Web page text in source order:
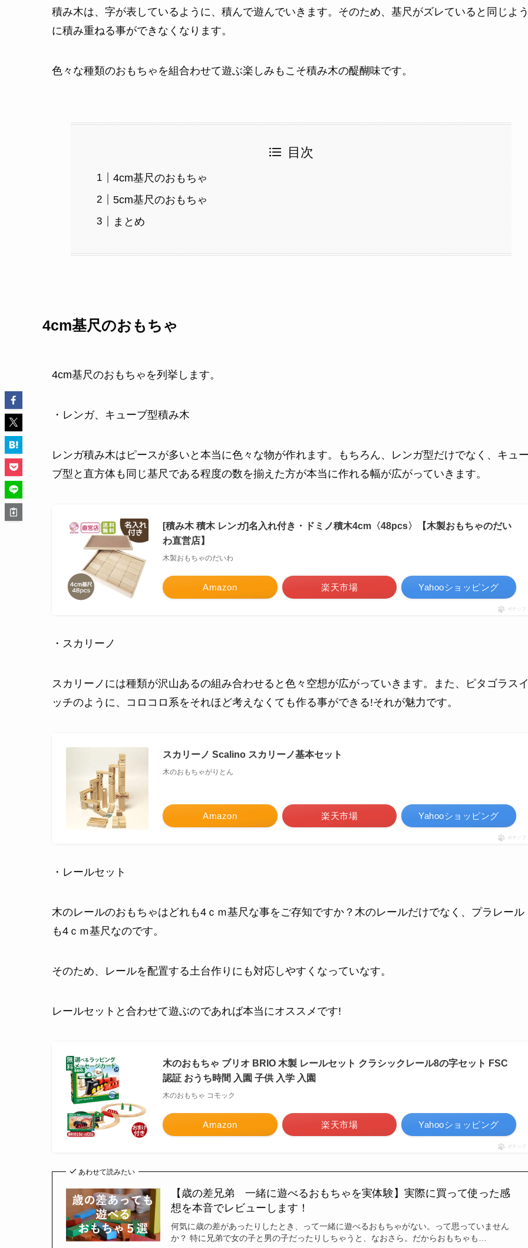
積み木は、字が表しているように、積んで遊んでいきます。そのため、基尺がズレていると同じよ
に積み重ねる事ができなくなります。
色々な種類のおもちゃを組合わせて遊ぶ楽しみもこそ積み木の醍醐味です。
目次
4cm基尺のおもちゃ
5cm基尺のおもちゃ
まとめ
4cm基尺のおもちゃ
4cm基尺のおもちゃを列挙します。
・レンガ、キューブ型積み木
レンガ積み木はピースが多いと本当に色々な物が作れます。もちろん、レンガ型だけでなく、キュ
ブ型と直方体も同じ基尺である程度の数を揃えた方が本当に作れる幅が広がっていきます。
[積み木 積木 レンガ]名入れ付き・ドミノ積木4cm〈48pcs〉【木製おもちゃのだい
わ直営店】
木製おもちゃのだいわ
Amazon 楽天市場 Yahooショッピング
ポチップ
・スカリーノ
スカリーノには種類が沢山あるの組み合わせると色々空想が広がっていきます。また、ピタゴラス
ッチのように、コロコロ系をそれほど考えなくても作る事ができる!それが魅力です。
スカリーノ Scalino スカリーノ基本セット
木のおもちゃがりとん
Amazon 楽天市場 Yahooショッピング
ポチップ
・レールセット
木のレールのおもちゃはどれも4ｃｍ基尺な事をご存知ですか？木のレールだけでなく、プラレール
も4ｃｍ基尺なのです。
そのため、レールを配置する土台作りにも対応しやすくなっていなす。
レールセットと合わせて遊ぶのであれば本当にオススメです!
木のおもちゃ ブリオ BRIO 木製 レールセット クラシックレール8の字セット FSC
認証 おうち時間 入園 子供 入学 入園
木のおもちゃ コモック
Amazon 楽天市場 Yahooショッピング
ポチップ
あわせて読みたい
【歳の差兄弟 一緒に遊べるおもちゃを実体験】実際に買って使った感
想を本音でレビューします！
何気に歳の差があったりしたとき、って一緒に遊べるおもちゃがない。って思っていません
か？ 特に兄弟で女の子と男の子だったりしちゃうと、なおさら。だからおもちゃも…